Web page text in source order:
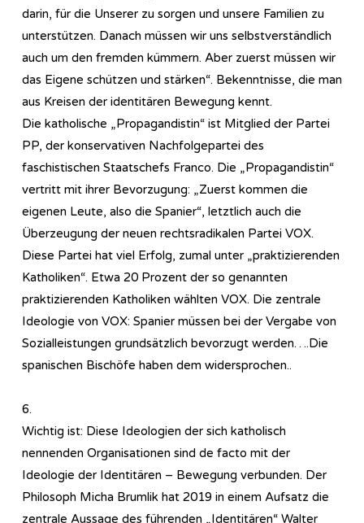
darin, für die Unserer zu sorgen und unsere Familien zu
unterstützen. Danach müssen wir uns selbstverständlich
auch um den fremden kümmern. Aber zuerst müssen wir
das Eigene schützen und stärken“. Bekenntnisse, die man
aus Kreisen der identitären Bewegung kennt.
Die katholische „Propagandistin“ ist Mitglied der Partei
PP, der konservativen Nachfolgepartei des
faschistischen Staatschefs Franco. Die „Propagandistin“
vertritt mit ihrer Bevorzugung: „Zuerst kommen die
eigenen Leute, also die Spanier“, letztlich auch die
Überzeugung der neuen rechtsradikalen Partei VOX.
Diese Partei hat viel Erfolg, zumal unter „praktizierenden
Katholiken“. Etwa 20 Prozent der so genannten
praktizierenden Katholiken wählten VOX. Die zentrale
Ideologie von VOX: Spanier müssen bei der Vergabe von
Sozialleistungen grundsätzlich bevorzugt werden….Die
spanischen Bischöfe haben dem widersprochen..
6.
Wichtig ist: Diese Ideologien der sich katholisch
nennenden Organisationen sind de facto mit der
Ideologie der Identitären – Bewegung verbunden. Der
Philosoph Micha Brumlik hat 2019 in einem Aufsatz die
zentrale Aussage des führenden „Identitären“ Walter